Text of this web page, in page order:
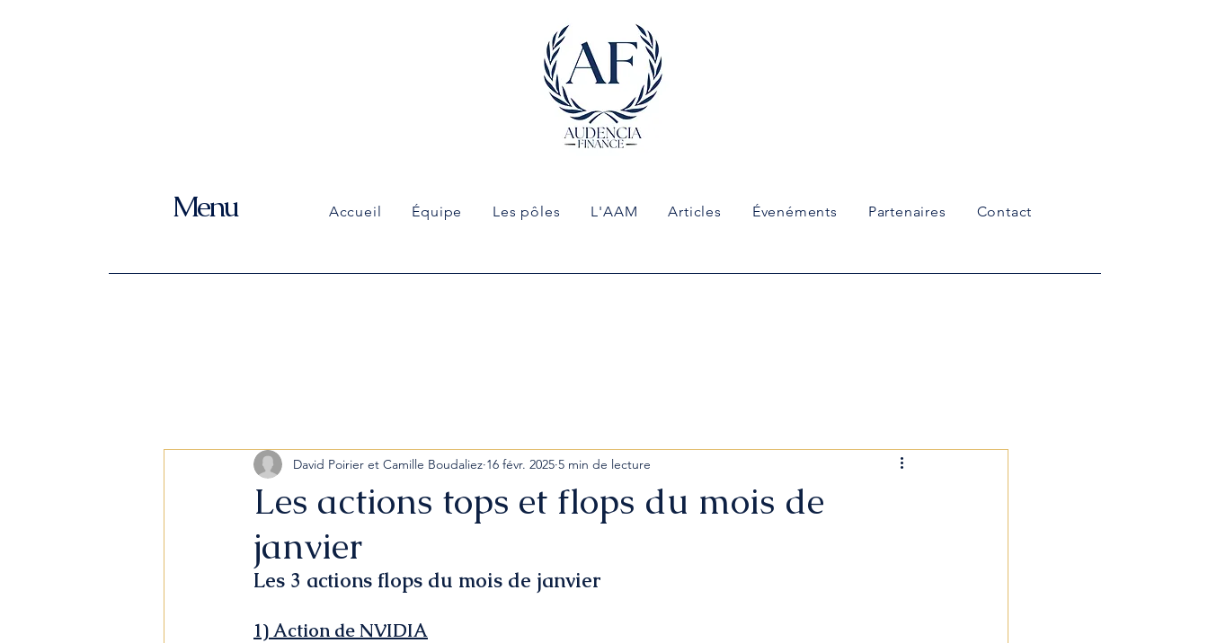
Menu Accueil Équipe Les pôles L'AAM Articles Évenéments Partenaires Contact
Les actions tops et flops du mois de
janvier
David Poirier et Camille Boudaliez 16 févr. 2025 5 min de lecture
Les 3 actions flops du mois de janvier
1) Action de NVIDIA